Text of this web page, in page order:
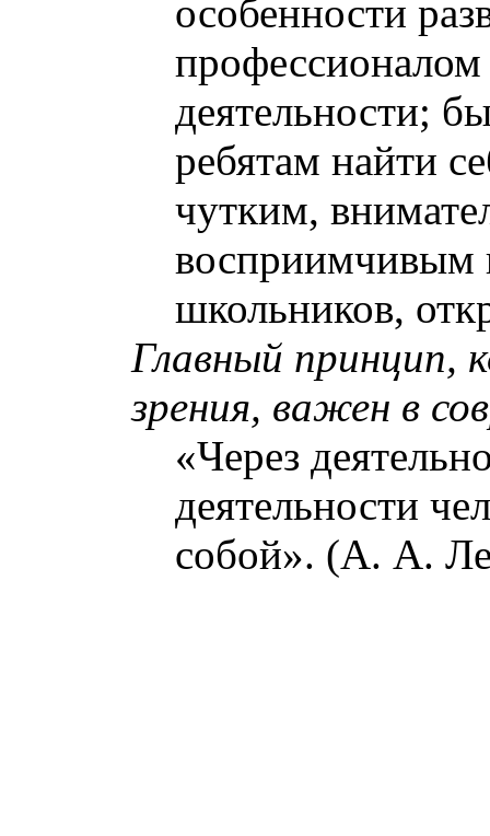
особенности
профессионалом
деятельности;
ребятам найти
чутким,
восприимчивым
школьников,
Главный принцип,
зрения, важен в
«Через
деятельности
собой». (А. А.